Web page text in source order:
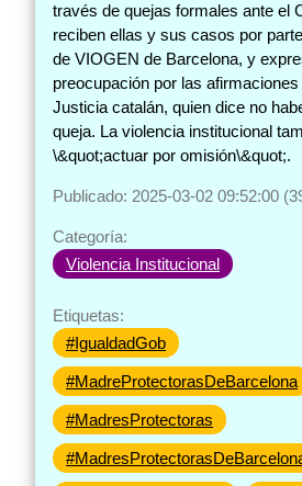
través de quejas formales ante el
reciben ellas y sus casos por
de VIOGEN de Barcelona, y
preocupación por las
Justicia catalán, quien dice no
queja. La violencia institucional
\&quot;actuar por omisión\&quot;.
Publicado: 2025-03-02 09:52:00
Categoría:
Violencia Institucional
Etiquetas:
#IgualdadGob
#MadreProtectorasDeBarcelona
#MadresProtectoras